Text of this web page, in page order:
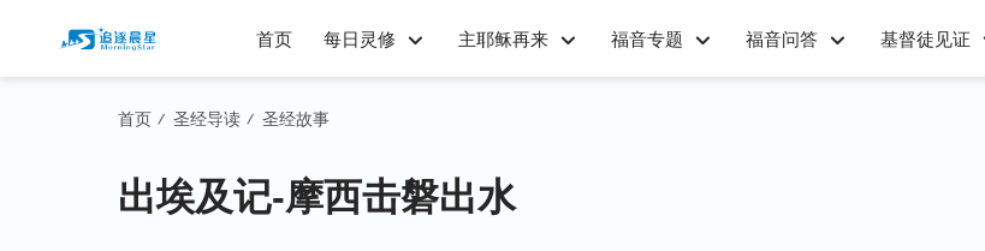
首页 每日灵修 主耶稣再来 福音专题 福音问答 基督徒见证
首页 / 圣经导读 / 圣经故事
出埃及记-摩西击磐出水